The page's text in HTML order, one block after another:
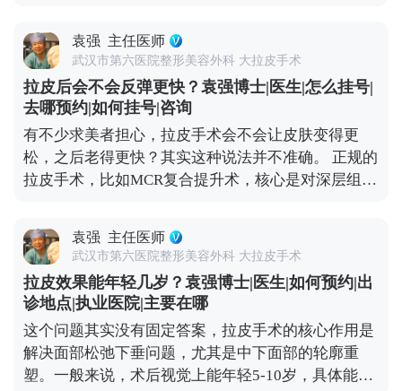
就会慢慢适应，表情也能完全恢复自如。与其担心效
果夸张，不如多花时间筛选正规医院和医生，毕竟拉
皮的本质是“修复衰老”，不是“改造容貌”。 想知道更
多关于MCR复合提升术的问题，可以去官方媒体平台
（公众号、百家号、小红薯）预约面诊，详细了解。
手术的问题——要么是操作方式不正规，要么是过度
追求“提升感”，忽略了面部本身的结构平衡。 正规的
拉皮手术，核心是帮面部恢复年轻时候的状态，而不
是把你改成另一个人。就比如MCR复合提升术，就是
通过精准剥离，把下垂的软组织放回原本的位置，再
去掉多余的松弛皮肤。整个过程会特别注意保护表情
肌，毕竟笑容、皱眉这些自然神态不能受影响。 术后
初期有点肿胀是正常的，随着恢复会慢慢软化，轮廓
结“会不会不自然”，而是找正规机构和有经验的医
生。好的拉皮效果，应该是别人觉得你年轻了，但说
不出哪里变了，这才是理想的状态。 想知道更多关于
MCR复合提升术的问题，可以去官方媒体平台（公众
号、百家号、小红薯）预约面诊，详细了解。
袁强 主任医师
武汉市第六医院整形美容外科 大拉皮手术
拉皮后会不会反弹更快？袁强博士|医生|怎么挂号|
去哪预约|如何挂号|咨询
有不少求美者担心，拉皮手术会不会让皮肤变得更
松，之后老得更快？其实这种说法并不准确。 正规的
拉皮手术，比如MCR复合提升术，核心是对深层组织
多余的松弛皮肤。整个过程是让组织在稳定的位置上
重新贴合，效果很扎实，根本不会出现所谓的“反
弹”，更不会加速衰老。 真正会让人觉得“反弹快、老
得更快”的，其实是“假拉皮”——只单纯拉紧表面皮
肤，不处理深层组织。这种手术的效果本身就不持
久，很快就会再次下垂，自然会给人一种“越做越
松”的错觉。 其实拉皮更像是给衰老进程按了一次“暂
停键”，甚至能轻微“倒回”一小段。术后你的组织会
袁强 主任医师
武汉市第六医院整形美容外科 大拉皮手术
拉皮效果能年轻几岁？袁强博士|医生|如何预约|出
诊地点|执业医院|主要在哪
这个问题其实没有固定答案，拉皮手术的核心作用是
解决面部松弛下垂问题，尤其是中下面部的轮廓重
塑。一般来说，术后视觉上能年轻5-10岁，具体能年